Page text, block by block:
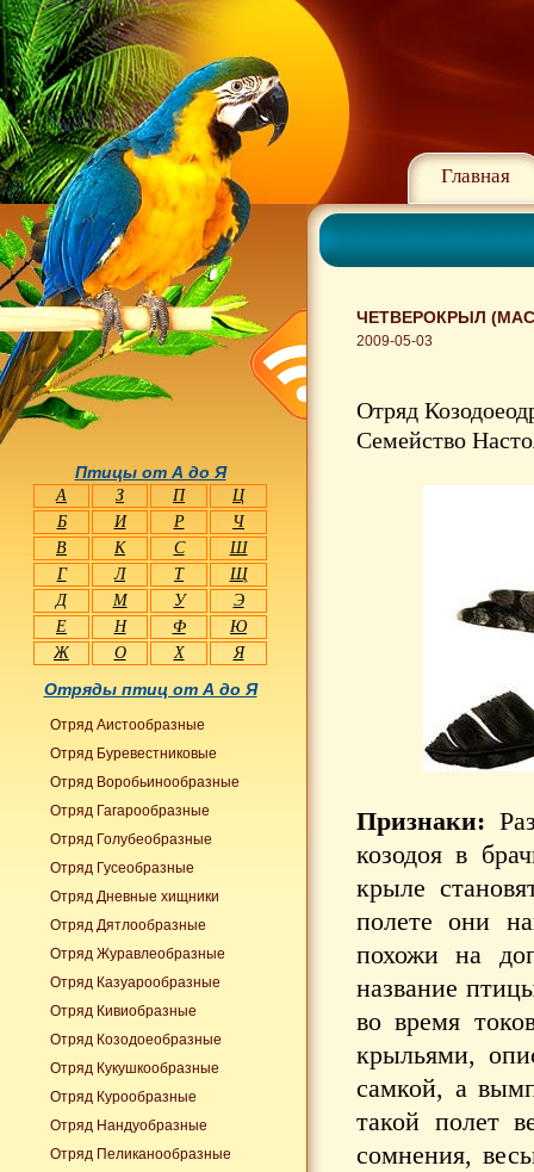
Главная
ЧЕТВЕРОКРЫЛ
2009-05-03
Отряд
Семейство
Признаки:
козодоя в
крыле
полете они
похожи на
название
во время
крыльями,
самкой, а
такой полет
сомнения,
Птицы от А до Я
А З П
Ц
Б
И Р
Ч
В
К С
Ш
Г
Л Т
Щ
Д
М У
Э
Е
Н Ф
Ю
Ж
О Х Я
Отряды птиц от А до Я
Отряд Аистообразные
Отряд Буревестниковые
Отряд Воробьинообразные
Отряд Гагарообразные
Отряд Голубеобразные
Отряд Гусеобразные
Отряд Дневные хищники
Отряд Дятлообразные
Отряд Журавлеобразные
Отряд Казуарообразные
Отряд Кивиобразные
Отряд Козодоеобразные
Отряд Кукушкообразные
Отряд Курообразные
Отряд Нандуобразные
Отряд Пеликанообразные